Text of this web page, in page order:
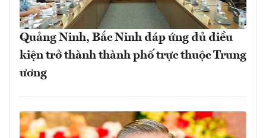
Quảng Ninh, Bắc Ninh đáp ứng đủ điều
kiện trở thành thành phố trực thuộc Trung
ương